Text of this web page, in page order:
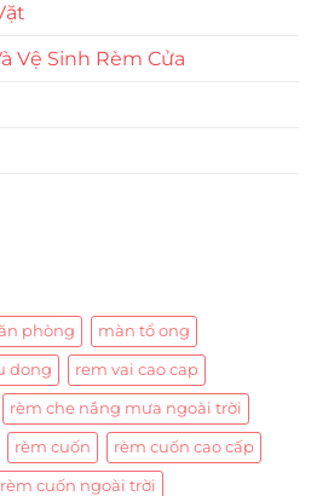
Vệ Sinh Rèm Cửa
phòng màn tổ ong
dong rem vai cao cap
rèm che nắng mưa ngoài trời
rèm cuốn rèm cuốn cao cấp
rèm cuốn ngoài trời